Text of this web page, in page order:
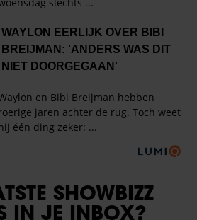
SHOWBIZZ
IN JE INBOX?